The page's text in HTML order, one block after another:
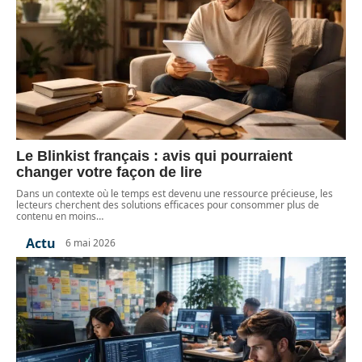
Le Blinkist français : avis qui pourraient
changer votre façon de lire
Dans un contexte où le temps est devenu une ressource précieuse, les
lecteurs cherchent des solutions efficaces pour consommer plus de
contenu en moins…
Actu 6 mai 2026